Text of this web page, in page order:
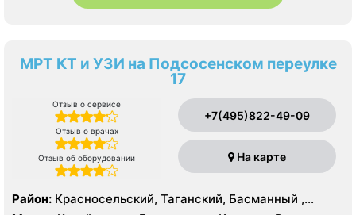
МРТ КТ и УЗИ на Подсосенском переулке
17
Отзыв о сервисе
Отзыв о врачах
Отзыв об оборудовании
+7(495)822-49-09
На карте
Район: Красносельский, Таганский, Басманный ,